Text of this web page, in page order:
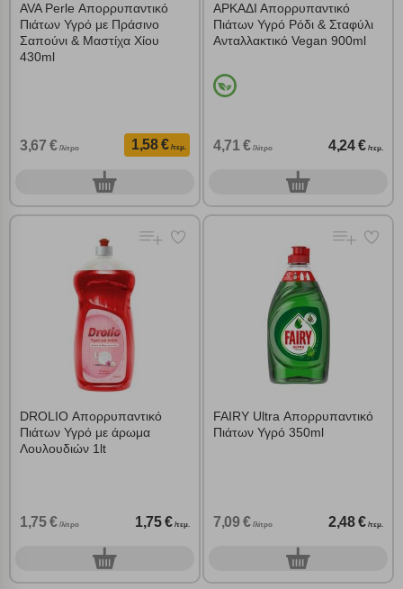
AVA Perle Απορρυπαντικό
Πιάτων Υγρό με Πράσινο
Σαπούνι & Μαστίχα Χίου
430ml
3,67 € /λίτρο 1,58 € /τεμ.
0τεμ.
ΑΡΚΑΔΙ Απορρυπαντικό
Πιάτων Υγρό Ρόδι & Σταφύλι
Ανταλλακτικό Vegan 900ml
4,71 € /λίτρο 4,24 € /τεμ.
0τεμ.
DROLIO Απορρυπαντικό
Πιάτων Υγρό με άρωμα
Λουλουδιών 1lt
1,75 € /λίτρο 1,75 € /τεμ.
0τεμ.
FAIRY Ultra Απορρυπαντικό
Πιάτων Υγρό 350ml
7,09 € /λίτρο 2,48 € /τεμ.
0τεμ.